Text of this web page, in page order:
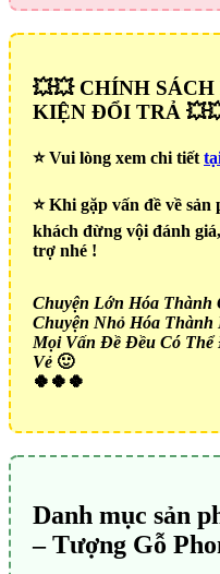
💥💥 CHÍNH
KIỆN ĐỔI TRẢ
⭐️ Vui lòng xem chi tiết
⭐️ Khi gặp vấn đề về
khách đừng vội đánh
trợ nhé !
Chuyện Lớn Hóa Thành
Chuyện Nhỏ Hóa Thành
Mọi Vấn Đề Đều Có
Vẻ 🙂
🍀🍀🍀
Danh mục sản
– Tượng Gỗ